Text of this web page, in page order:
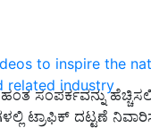
to inspire the
related industry
ಸಂಪರ್ಕವನ್ನು
ಟ್ರಾಫಿಕ್ ದಟ್ಟಣೆ